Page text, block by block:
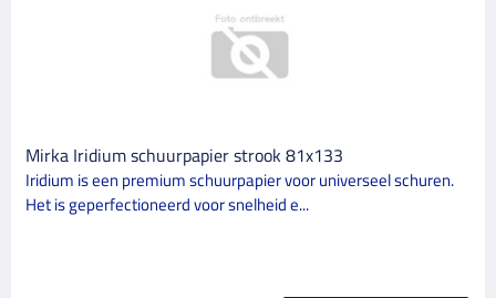
Mirka Iridium schuurpapier strook 81x133
Iridium is een premium schuurpapier voor universeel schuren.
Het is geperfectioneerd voor snelheid e...